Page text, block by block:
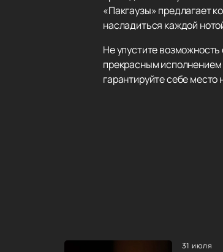
«Пакгаузы» предлагает
насладиться каждой
Не упустите
прекрасным
гарантируйте себе
31 июля